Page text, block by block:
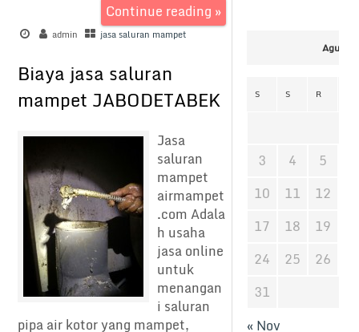
Continue reading »
admin jasa saluran mampet
Biaya jasa saluran
mampet JABODETABEK
Jasa
saluran
mampet
airmampet
.com Adala
h usaha
jasa online
untuk
menangan
i saluran
pipa air kotor yang mampet,
S S R
3 4 5
10
11 12
17
18 19
24
25 26
31
« Nov